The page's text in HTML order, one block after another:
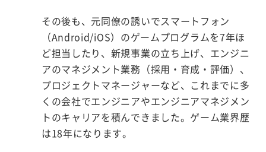
その後も、元同僚の誘いでスマートフォン
（Android/iOS）のゲームプログラムを7年ほ
ど担当したり、新規事業の立ち上げ、エンジニ
アのマネジメント業務（採用・育成・評価）、
プロジェクトマネージャーなど、これまでに多
くの会社でエンジニアやエンジニアマネジメン
トのキャリアを積んできました。ゲーム業界歴
は18年になります。